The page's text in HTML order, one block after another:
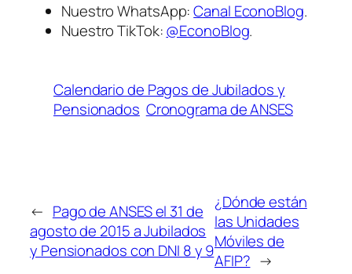
Nuestro WhatsApp:Canal EconoBlog.
Nuestro TikTok:@EconoBlog.
Calendario de Pagos de Jubilados y
Pensionados Cronograma de ANSES
← Pago de ANSES el 31 de
agosto de 2015 a Jubilados
y Pensionados con DNI 8 y 9
¿Dónde están
las Unidades
Móviles de
AFIP? →